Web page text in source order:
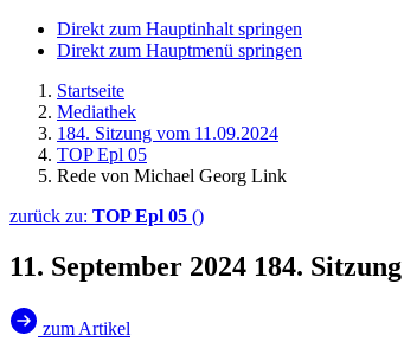
Direkt zum Hauptinhalt springen
Direkt zum Hauptmenü springen
Startseite
Mediathek
184. Sitzung vom 11.09.2024
TOP Epl 05
Rede von Michael Georg Link
zurück zu: TOP Epl 05 ()
11. September 2024 184.
zum Artikel